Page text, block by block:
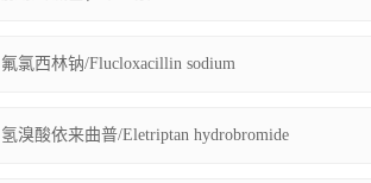
氟氯西林钠/Flucloxacillin sodium
氢溴酸依来曲普/Eletriptan hydrobromide